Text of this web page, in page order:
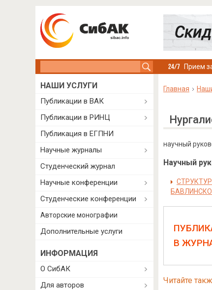
Прием
Главная
научный
Научный
В
Читайте
НАШИ УСЛУГИ
Публикации в ВАК
Публикации в РИНЦ
Публикация в ЕГПНИ
Научные журналы
Студенческий журнал
Научные конференции
Студенческие конференции
Авторские монографии
Дополнительные услуги
ИНФОРМАЦИЯ
О СибАК
Для авторов